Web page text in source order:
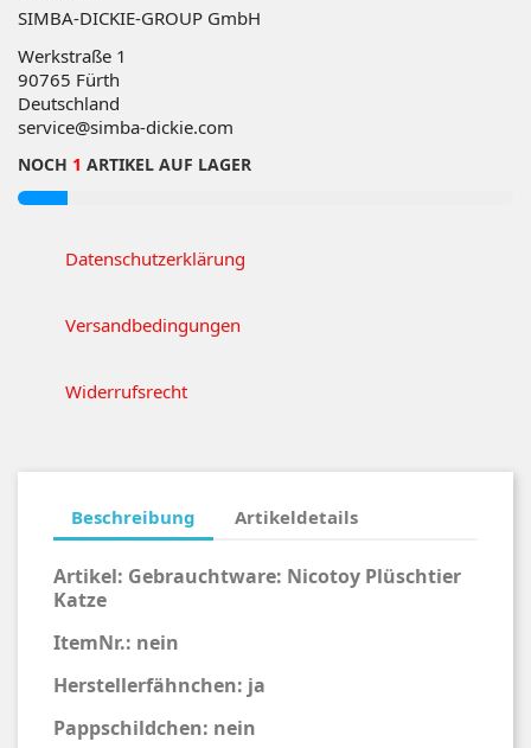
SIMBA-DICKIE-GROUP GmbH
Werkstraße 1
90765 Fürth
Deutschland
service@simba-dickie.com
NOCH 1 ARTIKEL AUF LAGER
Datenschutzerklärung
Versandbedingungen
Widerrufsrecht
Beschreibung Artikeldetails
Artikel: Gebrauchtware: Nicotoy Plüschtier
Katze
ItemNr.: nein
Herstellerfähnchen: ja
Pappschildchen: nein